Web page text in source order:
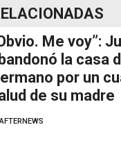
Me voy”:
la casa
por un
de su madre
AFTERNEWS